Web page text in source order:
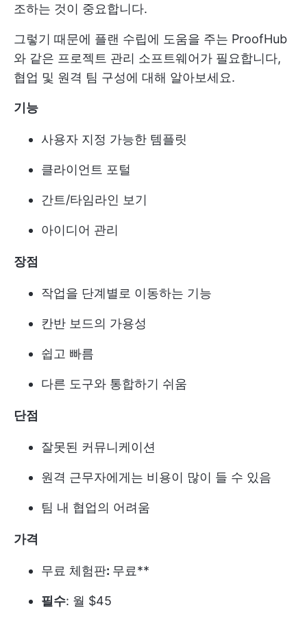
조하는 것이 중요합니다.
그렇기 때문에 플랜 수립에 도움을 주는 ProofHub
와 같은 프로젝트 관리 소프트웨어가 필요합니다,
협업 및 원격 팀 구성에 대해 알아보세요.
기능
사용자 지정 가능한 템플릿
클라이언트 포털
간트/타임라인 보기
아이디어 관리
장점
작업을 단계별로 이동하는 기능
칸반 보드의 가용성
쉽고 빠름
다른 도구와 통합하기 쉬움
단점
잘못된 커뮤니케이션
원격 근무자에게는 비용이 많이 들 수 있음
팀 내 협업의 어려움
가격
무료 체험판: 무료**
필수: 월 $45